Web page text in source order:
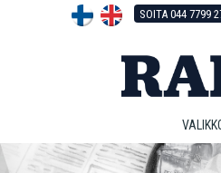
SOITA 044 7799